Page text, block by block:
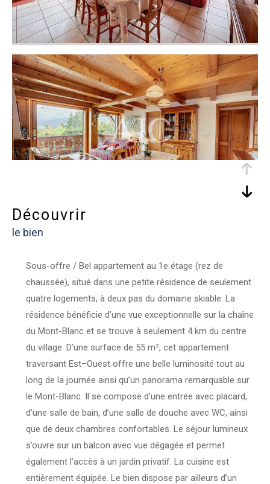
découvrir
le bien
Sous-offre / Bel appartement au 1e étage (rez de
chaussée), situé dans une petite résidence de seulement
quatre logements, à deux pas du domaine skiable. La
résidence bénéficie d’une vue exceptionnelle sur la chaîne
du Mont-Blanc et se trouve à seulement 4 km du centre
du village. D’une surface de 55 m², cet appartement
traversant Est–Ouest offre une belle luminosité tout au
long de la journée ainsi qu’un panorama remarquable sur
le Mont-Blanc. Il se compose d’une entrée avec placard,
d’une salle de bain, d’une salle de douche avec WC, ainsi
que de deux chambres confortables. Le séjour lumineux
s’ouvre sur un balcon avec vue dégagée et permet
également l’accès à un jardin privatif. La cuisine est
entièrement équipée. Le bien dispose par ailleurs d’un